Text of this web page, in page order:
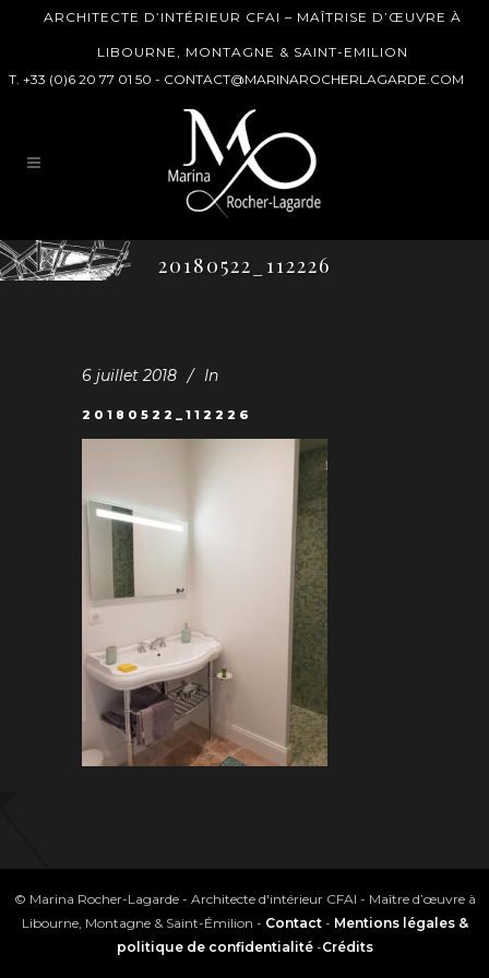
ARCHITECTE D’INTÉRIEUR CFAI – MAÎTRISE D’ŒUVRE À
LIBOURNE, MONTAGNE & SAINT-EMILION
T. +33 (0)6 20 77 01 50 - CONTACT@MARINAROCHERLAGARDE.COM
20180522_112226
6 juillet 2018 In
20180522_112226
© Marina Rocher-Lagarde - Architecte d'intérieur CFAI - Maître d’œuvre à
Libourne, Montagne & Saint-Émilion - Contact- Mentions légales &
politique de confidentialité-Crédits